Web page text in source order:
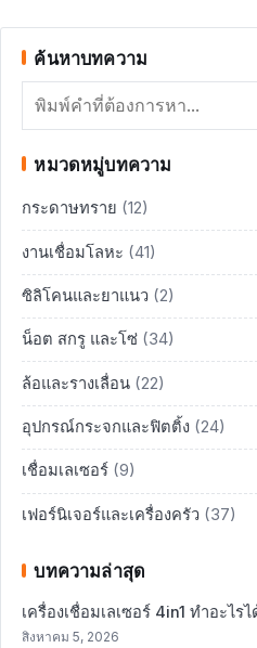
ค้นหาบทความ
ค้นหา
หมวดหมู่บทความ
กระดาษทราย (12)
งานเชื่อมโลหะ (41)
ซิลิโคนและยาแนว (2)
น็อต สกรู และโซ่ (34)
ล้อและรางเลื่อน (22)
อุปกรณ์กระจกและฟิตติ้ง (24)
เชื่อมเลเซอร์ (9)
เฟอร์นิเจอร์และเครื่องครัว (37)
บทความล่าสุด
เครื่องเชื่อมเลเซอร์ 4in1 ทำอะไร
สิงหาคม 5, 2026